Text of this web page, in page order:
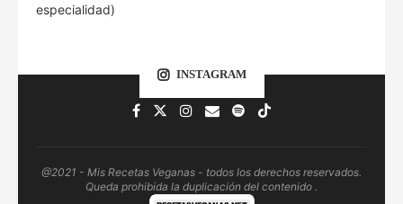
especialidad)
INSTAGRAM
@2021 - Mis Recetas Veganas - todos los derechos reservados.
Queda prohibida la duplicación del contenido .